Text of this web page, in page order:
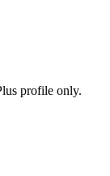
profile only.